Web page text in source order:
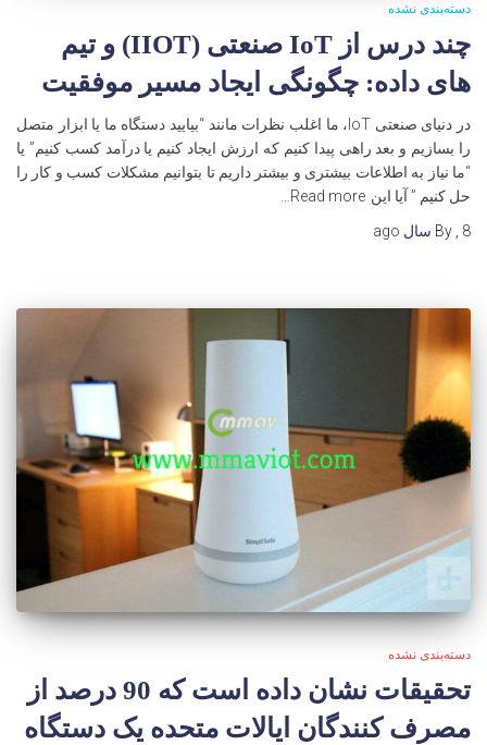
دسته‌بندی نشده
چند درس از IoT صنعتی (IIOT) و تیم
های داده: چگونگی ایجاد مسیر موفقیت
در دنیای صنعتی IoT، ما اغلب نظرات مانند “بیایید دستگاه ما یا ابزار متصل
را بسازیم و بعد راهی پیدا کنیم که ارزش ایجاد کنیم یا درآمد کسب کنیم” یا
“ما نیاز به اطلاعات بیشتری و بیشتر داریم تا بتوانیم مشکلات کسب و کار را
حل کنیم ” آیا این Read more…
By
8 سال
دسته‌بندی نشده
تحقیقات نشان داده است که 90 درصد از
مصرف کنندگان ایالات متحده یک دستگاه